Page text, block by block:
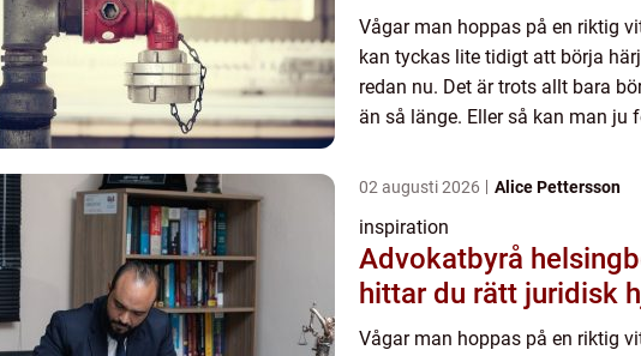
Vågar man hoppas på en riktig
kan tyckas lite tidigt att börja
redan nu. Det är trots allt bara
än så länge. Eller så kan man ju
...
02 augusti 2026 Alice Pettersson
inspiration
Advokatbyrå
hittar du rätt juridisk
Vågar man hoppas på en riktig